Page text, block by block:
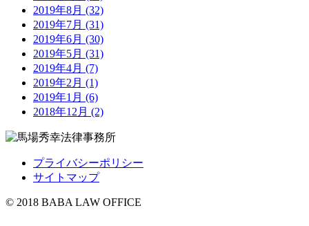
2019年8月 (32)
2019年7月 (31)
2019年6月 (30)
2019年5月 (31)
2019年4月 (7)
2019年2月 (1)
2019年1月 (6)
2018年12月 (2)
プライバシーポリシー
サイトマップ
© 2018 BABA LAW OFFICE